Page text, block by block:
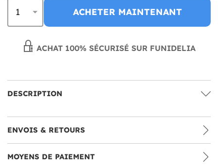
ACHETER MAINTENANT
ACHAT 100% SÉCURISÉ SUR FUNIDELIA
DESCRIPTION
ENVOIS & RETOURS
MOYENS DE PAIEMENT